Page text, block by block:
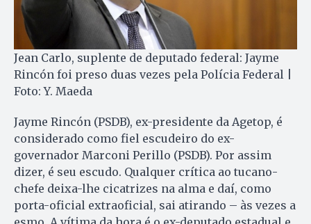
Jean Carlo, suplente de deputado federal: Jayme
Rincón foi preso duas vezes pela Polícia Federal |
Foto: Y. Maeda
Jayme Rincón (PSDB), ex-presidente da Agetop, é
considerado como fiel escudeiro do ex-
governador Marconi Perillo (PSDB). Por assim
dizer, é seu escudo. Qualquer crítica ao tucano-
chefe deixa-lhe cicatrizes na alma e daí, como
porta-oficial extraoficial, sai atirando – às vezes a